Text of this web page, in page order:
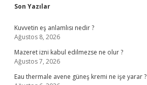
Sidebar
Son Yazılar
Kuvvetin eş anlamlısı nedir ?
Ağustos 8, 2026
Mazeret izni kabul edilmezse ne olur ?
Ağustos 7, 2026
Eau thermale avene güneş kremi ne işe yarar ?